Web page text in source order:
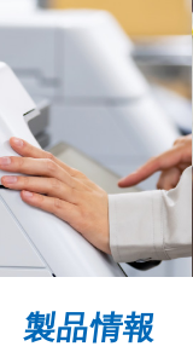
製品情報